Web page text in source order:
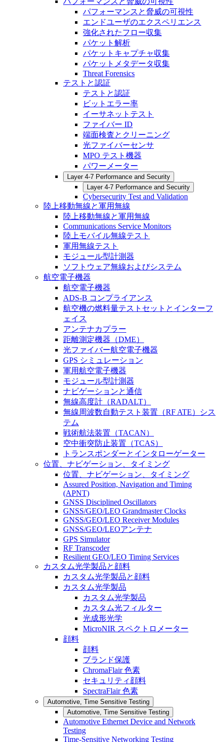
パフォーマンスと脅威の可視性
エンドユーザのエクスペリエンス
強化されたフロー収集
パケット解析
パケットキャプチャ収集
パケットメタデータ収集
Threat Forensics
テストと認証
テストと認証
ビットエラー率
イーサネットテスト
ファイバー ID
端面検査とクリーニング
光ファイバーセンサ
MPO テスト機器
パワーメーター
Layer 4-7 Performance and Security
Layer 4-7 Performance and Security
Cybersecurity Test and Validation
陸上移動無線と軍用無線
陸上移動無線と軍用無線
Communications Service Monitors
陸上モバイル無線テスト
軍用無線テスト
モジュール型計測器
ソフトウェア無線およびシステム
航空電子機器
航空電子機器
ADS-B コンプライアンス
航空機の燃料量テストセットとインターフ
ェイス
アンテナカプラー
距離測定機器（DME）
光ファイバー航空電子機器
GPS シミュレーション
軍用航空電子機器
モジュール型計測器
ナビゲーションと通信
無線高度計（RADALT）
無線周波数自動テスト装置（RF ATE）シス
テム
戦術航法装置（TACAN）
空中衝突防止装置（TCAS）
トランスポンダーとインタローゲーター
位置、ナビゲーション、タイミング
位置、ナビゲーション、タイミング
Assured Position, Navigation and Timing
(APNT)
GNSS Disciplined Oscillators
GNSS/GEO/LEO Grandmaster Clocks
GNSS/GEO/LEO Receiver Modules
GNSS/GEO/LEOアンテナ
GPS Simulator
RF Transcoder
Resilient GEO/LEO Timing Services
カスタム光学製品と顔料
カスタム光学製品と顔料
カスタム光学製品
カスタム光学製品
カスタム光フィルター
光成形光学
MicroNIR スペクトロメーター
顔料
顔料
ブランド保護
ChromaFlair 色素
セキュリティ顔料
SpectraFlair 色素
Automotive, Time Sensitive Testing
Automotive, Time Sensitive Testing
Automotive Ethernet Device and Network
Testing
Time-Sensitive Networking Testing